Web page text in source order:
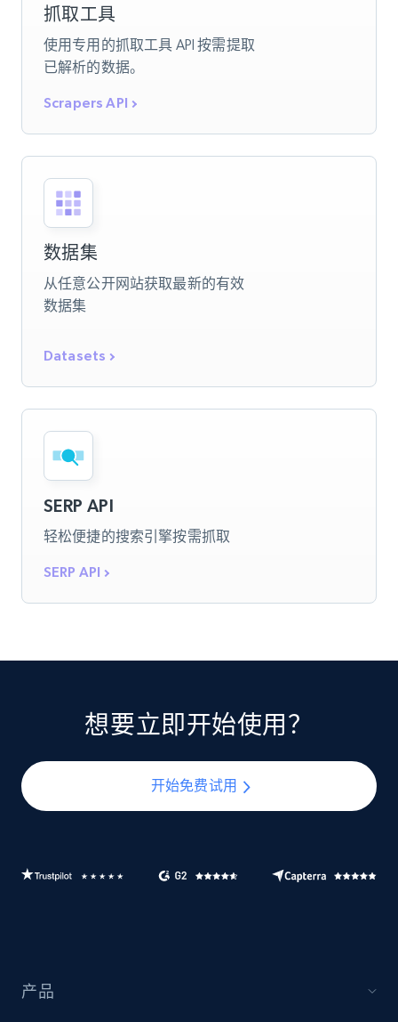
抓取工具
使用专用的抓取工具 API 按需提取
已解析的数据。
Scrapers API
数据集
从任意公开网站获取最新的有效
数据集
Datasets
SERP API
轻松便捷的搜索引擎按需抓取
SERP API
想要立即开始使用？
开始免费试用
产品